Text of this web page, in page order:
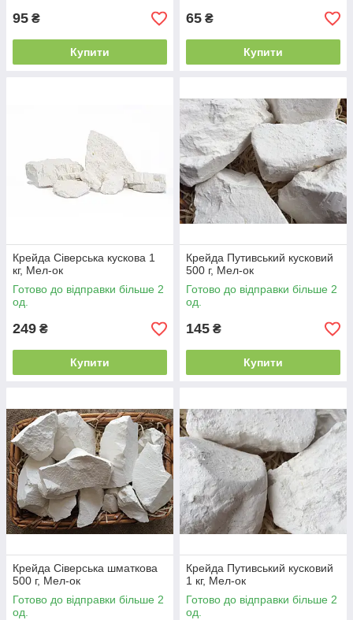
95 ₴
Купити
65 ₴
Купити
Крейда Сіверська кускова 1
кг, Мел-ок
Готово до відправки більше 2
од.
249 ₴
Купити
Крейда Путивський кусковий
500 г, Мел-ок
Готово до відправки більше 2
од.
145 ₴
Купити
Крейда Сіверська шматкова
500 г, Мел-ок
Готово до відправки більше 2
од.
Крейда Путивський кусковий
1 кг, Мел-ок
Готово до відправки більше 2
од.